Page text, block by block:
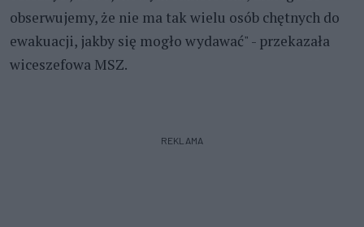
obserwujemy, że nie ma tak wielu osób chętnych do
ewakuacji, jakby się mogło wydawać" - przekazała
wiceszefowa MSZ.
REKLAMA